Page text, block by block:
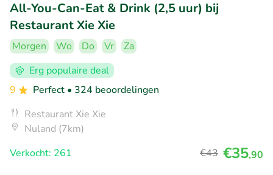
All-You-Can-Eat & Drink (2,5 uur) bij
Restaurant Xie Xie
Morgen Wo Do Vr
Za
Erg populaire deal
9
Perfect • 324 beoordelingen
Restaurant Xie Xie
Nuland (7km)
Verkocht: 261
€43 €35,90